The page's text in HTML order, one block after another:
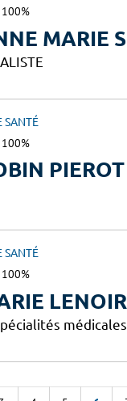
100%
MARIE
SANTÉ
100%
PIEROT
SANTÉ
100%
LENOIR
médicales